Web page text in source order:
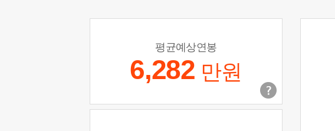
평균예상연봉
6,282 만원